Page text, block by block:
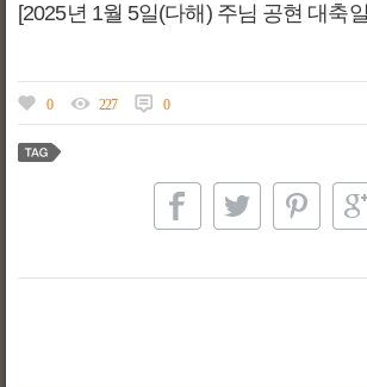
[2025년 1월 5일(다해) 주님 공현 대축
0 227 0